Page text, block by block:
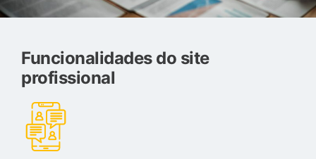
Funcionalidades do site
profissional